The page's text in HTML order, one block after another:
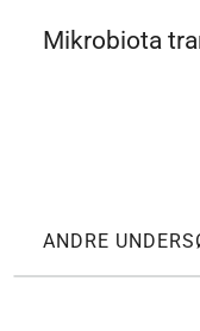
Mikrobiota
ANDRE